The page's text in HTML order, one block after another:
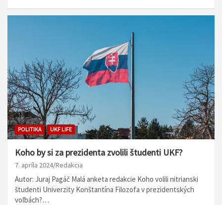
POLITIKA UKF LIFE
Koho by si za prezidenta zvolili študenti UKF?
7. apríla 2024 Redakcia
Autor: Juraj Pagáč Malá anketa redakcie Koho volili nitrianski
študenti Univerzity Konštantína Filozofa v prezidentských
voľbách?…